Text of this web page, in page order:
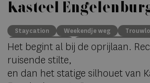
Kasteel
Staycation Weekendje weg
Quality Lodgings
Kasteelhotels
Kasteel Engelenburg
Evenementlocatie
Bijzondere overnachtingen
Het begint al bij de oprijlaan.
ruisende stilte,
en dan het statige silhouet van